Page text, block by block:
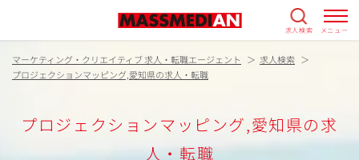
求人検索 メニュー
マーケティング・クリエイティブ 求人・転職エージェント
求人検索
プロジェクションマッピング,愛知県の求人・転職
プロジェクションマッピング,愛知県の求
人・転職